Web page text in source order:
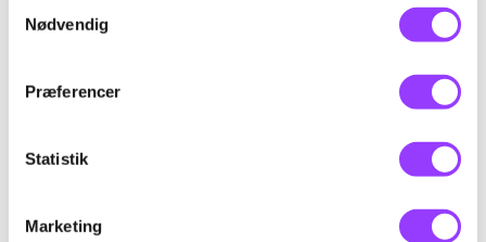
Nødvendig
Præferencer
Statistik
Marketing
amukursus@tec.dk
TELEFON